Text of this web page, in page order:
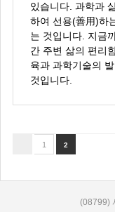
있습니다. 과학과
하여 선용(善用)하
는 것입니다. 지금
간 주변 삶의 편리
육과 과학기술의
것입니다.
1 2
(08799)